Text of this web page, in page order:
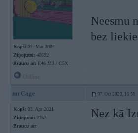
Kopš: 02. Mar 2004
Ziņojumi: 40692
Braucu ar: E46 M3 / C5X
Neesmu
bez
mrCage 07. Oct 2023, 15:58
Kopš: 03. Apr 2021
Ziņojumi: 2157
Braucu ar:
Nez kā